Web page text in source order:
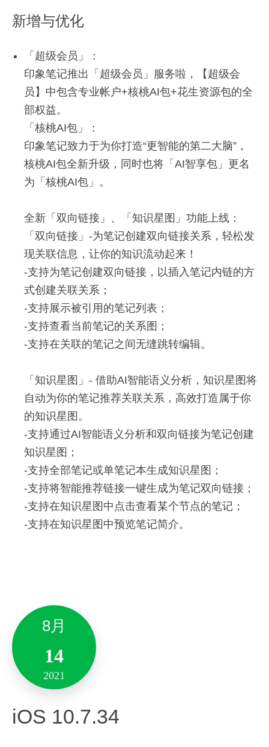
8月
2021
Mac 9.5.7
新增与优化
「笔记」重磅上新：
-支持电脑、手机和pad；
-支持多人协作编辑；
-编辑结果实时保存，并且会用图片形式展现在笔记
中，轻便耐看。
总结：方便，美丽，实用~
还有，笔记还新增支持了系统字体。
其他优化：
– 性能优化，增强稳定性。
备注：此版本仅支持10.13及其以上系统版本。
感激你对印象笔记一直以来的支持，未来中国团队
将持续更新版本以提升印象笔记的功能、视觉体验
备注:此版本仅支持10.13及其以上系统版本。
7月
28
新增与优化
全新「数学公式」功能出炉啦～～
使用LaTex语法渲染，理科同僚的福音，轻松应对一
重要的事情说三遍：懒而美~懒而美~懒而美~
其他优化：
性能优化，增强稳定性。
5月
26
2021
Version 6.22.5
新增与优化
优化「多人多屏动态编辑模式」功能：
修复偶现的智能表格里一个单元格内出现多个复
选框的问题;
修复偶现的开启多人多态编辑模式后打开笔记被
修复偶现的移动端笔记加密文本无法解密的问
题；
优化开启多人多态编辑模式后的新旧版本兼容问
题。
其他优化：
性能优化，增强稳定性。
5月
Version 6.22.0
新增与优化
全新「双向链接」、「知识星图」功能上线：
新增与优化
「超级会员」：
印象笔记推出「超级会员」服务啦，【超级会
员】中包含专业帐户+核桃AI包+花生资源包的全
部权益。
「核桃AI包」：
印象笔记致力于为你打造“更智能的第二大脑”，
核桃AI包全新升级，同时也将「AI智享包」更名
为「核桃AI包」。
全新「双向链接」、「知识星图」功能上线：
「双向链接」-为笔记创建双向链接关系，轻松发
现关联信息，让你的知识流动起来！
-支持为笔记创建双向链接，以插入笔记内链的方
式创建关联关系；
-支持展示被引用的笔记列表；
-支持查看当前笔记的关系图；
-支持在关联的笔记之间无缝跳转编辑。
「知识星图」- 借助AI智能语义分析，知识星图将
自动为你的笔记推荐关联关系，高效打造属于你
的知识星图。
-支持通过AI智能语义分析和双向链接为笔记创建
知识星图；
-支持全部笔记或单笔记本生成知识星图；
-支持将智能推荐链接一键生成为笔记双向链接；
-支持在知识星图中点击查看某个节点的笔记；
-支持在知识星图中预览笔记简介。
8月
14
2021
iOS 10.7.34
16
2021
Android 10.7.52
新增与优化
-新增扫译笔新词典。
-支持小米小部件。
-修复了一些问题。
06
2021
Android 10.7.51
新增与优化
11月
19